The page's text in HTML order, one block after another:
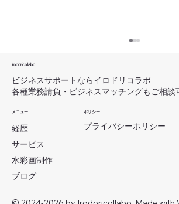
出術
いつもご覧いただき、ありがとう
す。 これまでに中小企業との商談
上・起業後は取引社数150社以上
してきました。その中で得た学び
人事業主・フリーランスの方向け
業...
プライバシーポリシー
ポリシー
経歴
サービス
水彩画制作
ブログ
メニュー
ビジネスサポートならイロドリコラボ
各種業務請負・ビジネスマッチングもご相談
Irodoricollabo